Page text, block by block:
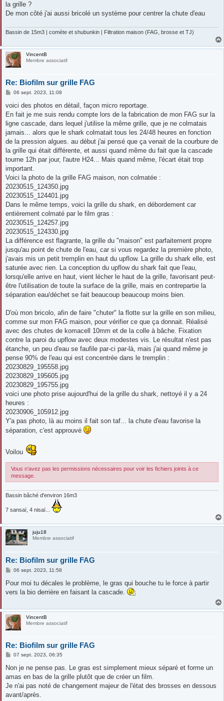
a
g
la grille ?
De mon côté j'ai aussi bricolé un système pour centrer la chute d'eau
Bassin de 15m3 | comète et shubunkin | Filtration maison (FAG, brosse et TJ)
VincentB
Membre associatif
Re: Biofilm sur grille FAG
M
s
a
g
e
06 sept. 2023, 11:08
voici des photos en détail, façon micro reportage.
En fait je me suis rendu compte lors de la fabrication de mon FAG sur la
ligne cascade, dans lequel j'utilise la même grille, que je ne colmatais
jamais... alors que le shark colmatait tous les 24/48 heures en fonction
de la pression algues. au début j'ai pensé que ça venait de la courbure de
la grille qui était différente, et aussi quand même du fait que la cascade
tourne 12h par jour, l'autre H24... Mais quand même, l'écart était trop
important.
Voici la photo de la grille FAG maison, non colmatée :
20230515_124350.jpg
20230515_124401.jpg
Dans le même temps, voici la grille du shark, en débordement car
entièrement colmaté par le film gras :
20230515_124257.jpg
20230515_124330.jpg
La différence est flagrante, la grille du "maison" est parfaitement propre
jusqu'au point de chute de l'eau, car si vous regardez la première photo,
j'avais mis un petit tremplin en haut du upflow. La grille du shark elle, est
saturée avec rien. La conception du upflow du shark fait que l'eau,
lorsqu'elle arrive en haut, vient lécher le haut de la grille, favorisant peut-
être l'utilisation de toute la surface de la grille, mais en contrepartie la
séparation eau/déchet se fait beaucoup beaucoup moins bien.
D'où mon bricolo, afin de faire "chuter" la flotte sur la grille en son milieu,
comme sur mon FAG maison, pour vérifier ce que ça donnait. Réalisé
avec des chutes de komacell 10mm et de la colle à bâche. Fixation
contre la paroi du upflow avec deux modestes vis. Le résultat n'est pas
étanche, un peu d'eau se faufile par-ci par-là, mais j'ai quand même je
pense 90% de l'eau qui est concentrée dans le tremplin :
20230829_195558.jpg
20230829_195605.jpg
20230829_195755.jpg
voici une photo prise aujourd'hui de la grille du shark, nettoyé il y a 24
heures :
20230906_105912.jpg
Y'a pas photo, là au moins il fait son taf... la chute d'eau favorise la
séparation, c'est approuvé
Voilou
Vous n’avez pas les permissions nécessaires pour voir les fichiers joints à ce
message.
Bassin bâché d'environ 16m3
7 sansaï, 4 nisaï...
juju18
Membre associatif
Re: Biofilm sur grille FAG
M
s
a
06 sept. 2023, 11:58
Pour moi tu décales le problème, le gras qui bouche tu le force à partir
vers la bio derrière en faisant la cascade.
VincentB
Membre associatif
Re: Biofilm sur grille FAG
M
s
a
g
07 sept. 2023, 06:35
Non je ne pense pas. Le gras est simplement mieux séparé et forme un
amas en bas de la grille plutôt que de créer un film.
Je n'ai pas noté de changement majeur de l'état des brosses en dessous
avant/après.